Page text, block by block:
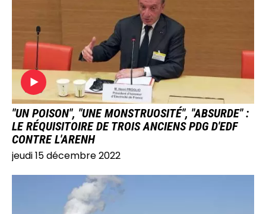
"UN POISON", "UNE MONSTRUOSITÉ", "ABSURDE" :
LE RÉQUISITOIRE DE TROIS ANCIENS PDG D'EDF
CONTRE L'ARENH
jeudi 15 décembre 2022
IMAGE